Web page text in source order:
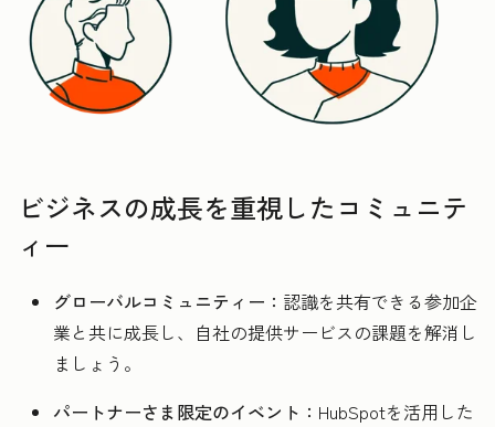
ビジネスの成長を重視したコミュニテ
ィー
グローバルコミュニティー： 認識を共有できる参加企
業と共に成長し、自社の提供サービスの課題を解消し
ましょう。
パートナーさま限定のイベント： HubSpotを活用した